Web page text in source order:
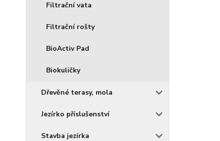
Filtrační vata
Filtrační rošty
BioActiv Pad
Biokuličky
Dřevěné terasy, mola
Jezírko příslušenství
Stavba jezírka